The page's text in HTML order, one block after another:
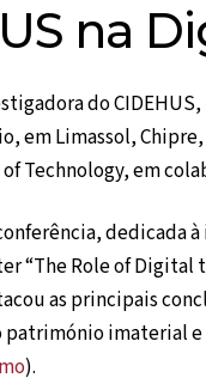
na
do
em Limassol,
Technology, em
dedicada
“The Role of
as principais
imaterial
).